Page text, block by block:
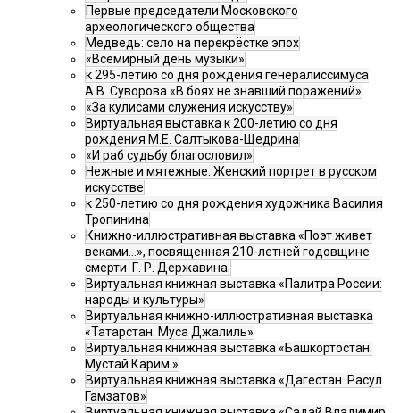
Первые председатели Московского
археологического общества
Медведь: село на перекрёстке эпох
«Всемирный день музыки»
к 295-летию со дня рождения генералиссимуса
А.В. Суворова «В боях не знавший поражений»
«За кулисами служения искусству»
Виртуальная выставка к 200-летию со дня
рождения М.Е. Салтыкова-Щедрина
«И раб судьбу благословил»
Нежные и мятежные. Женский портрет в русском
искусстве
к 250-летию со дня рождения художника Василия
Тропинина
Книжно-иллюстративная выставка «Поэт живет
веками…», посвященная 210-летней годовщине
смерти Г. Р. Державина.
Виртуальная книжная выставка «Палитра России:
народы и культуры»
Виртуальная книжно-иллюстративная выставка
«Татарстан. Муса Джалиль»
Виртуальная книжная выставка «Башкортостан.
Мустай Карим.»
Виртуальная книжная выставка «Дагестан. Расул
Гамзатов»